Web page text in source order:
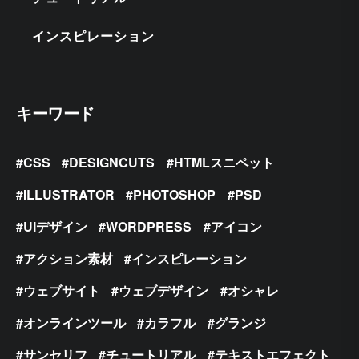
インスピレーション
キーワード
CSS DESIGNCUTS
HTMLスニペット
ILLUSTRATOR
PHOTOSHOP
PSD
UIデザイン
WORDPRESS
アイコン
アクション素材
インスピレーション
ウェブサイト
ウェブデザイン
オシャレ
オンラインツール
カラフル
グランジ
サンセリフ
チュートリアル テキストエフェクト